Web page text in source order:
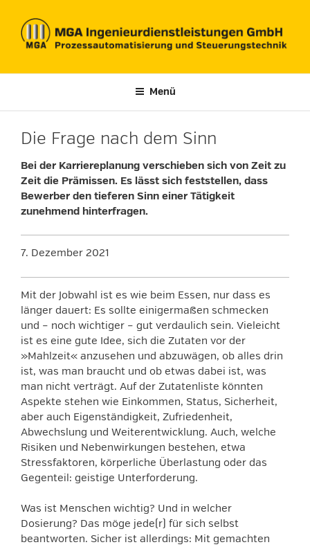
Inhalt
springen
Menü
Die Frage nach dem Sinn
Bei der Karriereplanung verschieben sich von Zeit zu
Zeit die Prämissen. Es lässt sich feststellen, dass
Bewerber den tieferen Sinn einer Tätigkeit
zunehmend hinterfragen.
7. Dezember 2021
Mit der Jobwahl ist es wie beim Essen, nur dass es
länger dauert: Es sollte einigermaßen schmecken
und – noch wichtiger – gut verdaulich sein. Vieleicht
ist es eine gute Idee, sich die Zutaten vor der
»Mahlzeit« anzusehen und abzuwägen, ob alles drin
ist, was man braucht und ob etwas dabei ist, was
man nicht verträgt. Auf der Zutatenliste könnten
Aspekte stehen wie Einkommen, Status, Sicherheit,
aber auch Eigenständigkeit, Zufriedenheit,
Abwechslung und Weiterentwicklung. Auch, welche
Risiken und Nebenwirkungen bestehen, etwa
Stressfaktoren, körperliche Überlastung oder das
Gegenteil: geistige Unterforderung.
Was ist Menschen wichtig? Und in welcher
Dosierung? Das möge jede(r) für sich selbst
beantworten. Sicher ist allerdings: Mit gemachten